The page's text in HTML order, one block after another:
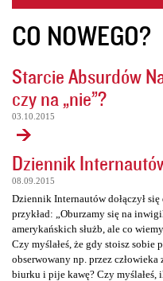
CO NOWEGO?
Starcie Absurdów
czy na „nie”?
03.10.2015
Dziennik
08.09.2015
Dziennik Internautów dołączył
przykład: „Oburzamy się na
amerykańskich służb, ale co
Czy myślałeś, że gdy stoisz sobie
obserwowany np. przez
biurku i pije kawę? Czy myślałeś,